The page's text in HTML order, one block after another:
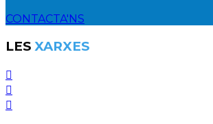
CONTACTA'NS
LES XARXES